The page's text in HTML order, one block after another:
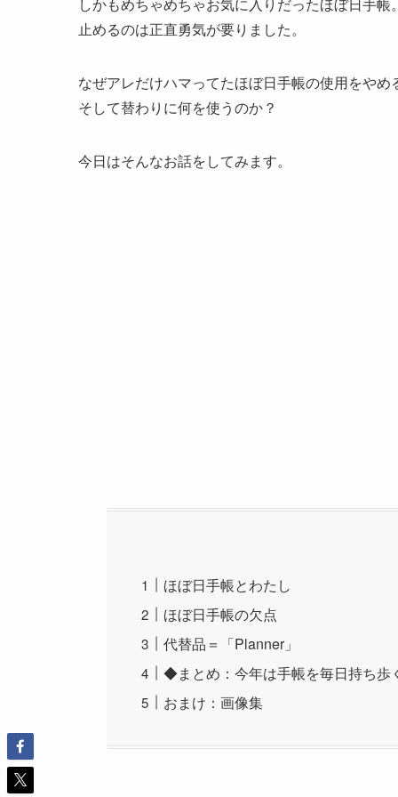
止めるのは正直勇気が要りました。
なぜアレだけハマってたほぼ日手帳の使用をやめ
そして替わりに何を使うのか？
今日はそんなお話をしてみます。
ほぼ日手帳とわたし
ほぼ日手帳の欠点
代替品＝「Planner」
◆まとめ：今年は手帳を毎日持ち歩
おまけ：画像集